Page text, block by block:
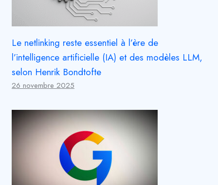
Le netlinking reste essentiel à l’ère de
l’intelligence artificielle (IA) et des modèles LLM,
selon Henrik Bondtofte
26 novembre 2025